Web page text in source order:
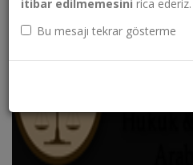
itibar edilmemesini rica ederiz.
Bu mesajı tekrar gösterme